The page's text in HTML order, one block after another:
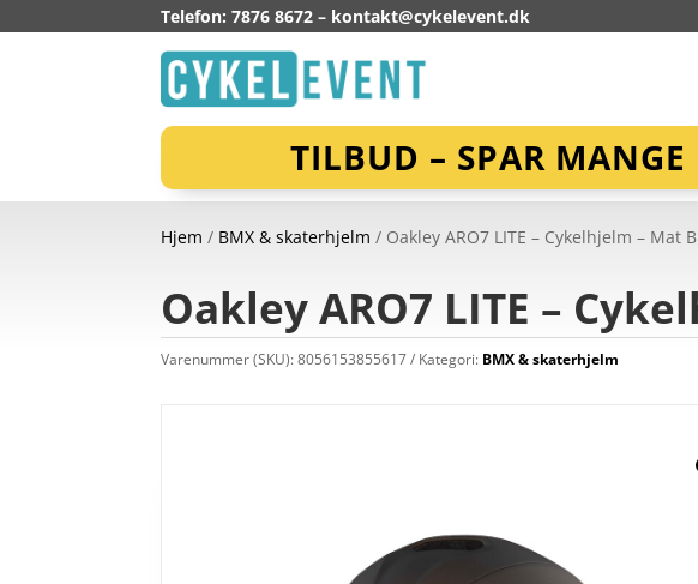
Telefon: 7876 8672 – kontakt@cykelevent.dk
TILBUD – SPAR MANGE
Hjem / BMX & skaterhjelm / Oakley ARO7 LITE – Cykelhjelm – Mat
Oakley ARO7 LITE –
Varenummer (SKU):8056153855617 Kategori: BMX & skaterhjelm